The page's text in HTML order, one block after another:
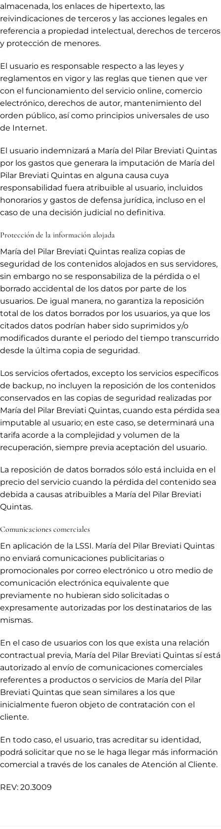
almacenada, los enlaces de hipertexto, las
reivindicaciones de terceros y las acciones legales en
referencia a propiedad intelectual, derechos de terceros
y protección de menores.
El usuario es responsable respecto a las leyes y
reglamentos en vigor y las reglas que tienen que ver
con el funcionamiento del servicio online, comercio
electrónico, derechos de autor, mantenimiento del
orden público, así como principios universales de uso
de Internet.
El usuario indemnizará a María del Pilar Breviati Quintas
por los gastos que generara la imputación de María del
Pilar Breviati Quintas en alguna causa cuya
responsabilidad fuera atribuible al usuario, incluidos
honorarios y gastos de defensa jurídica, incluso en el
caso de una decisión judicial no definitiva.
Protección de la información alojada
María del Pilar Breviati Quintas realiza copias de
seguridad de los contenidos alojados en sus servidores,
sin embargo no se responsabiliza de la pérdida o el
borrado accidental de los datos por parte de los
usuarios. De igual manera, no garantiza la reposición
total de los datos borrados por los usuarios, ya que los
citados datos podrían haber sido suprimidos y/o
modificados durante el periodo del tiempo transcurrido
desde la última copia de seguridad.
Los servicios ofertados, excepto los servicios específicos
de backup, no incluyen la reposición de los contenidos
conservados en las copias de seguridad realizadas por
María del Pilar Breviati Quintas, cuando esta pérdida sea
imputable al usuario; en este caso, se determinará una
tarifa acorde a la complejidad y volumen de la
recuperación, siempre previa aceptación del usuario.
La reposición de datos borrados sólo está incluida en el
precio del servicio cuando la pérdida del contenido sea
debida a causas atribuibles a María del Pilar Breviati
Quintas.
Comunicaciones comerciales
En aplicación de la LSSI. María del Pilar Breviati Quintas
no enviará comunicaciones publicitarias o
promocionales por correo electrónico u otro medio de
comunicación electrónica equivalente que
previamente no hubieran sido solicitadas o
expresamente autorizadas por los destinatarios de las
mismas.
En el caso de usuarios con los que exista una relación
contractual previa, María del Pilar Breviati Quintas sí está
autorizado al envío de comunicaciones comerciales
referentes a productos o servicios de María del Pilar
Breviati Quintas que sean similares a los que
inicialmente fueron objeto de contratación con el
cliente.
En todo caso, el usuario, tras acreditar su identidad,
podrá solicitar que no se le haga llegar más información
comercial a través de los canales de Atención al Cliente.
REV: 20.3009